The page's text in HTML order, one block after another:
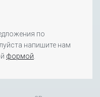
по
напишите нам
формой